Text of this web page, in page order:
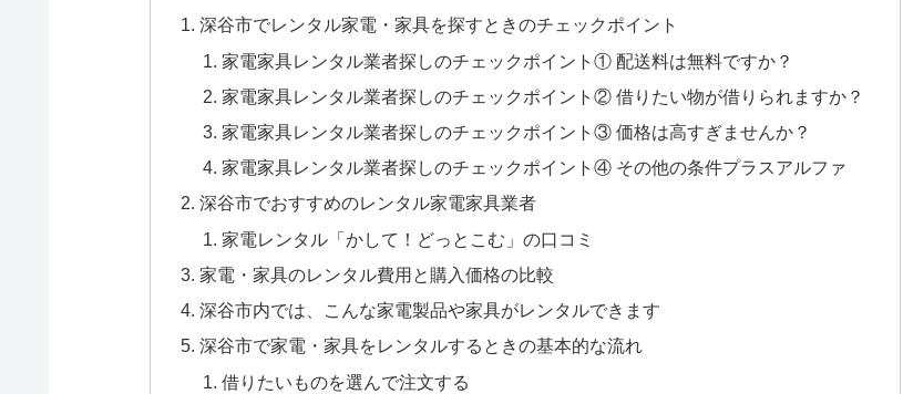
深谷市でレンタル家電・家具を探すときのチェックポイント
家電家具レンタル業者探しのチェックポイント① 配送料は無料ですか？
家電家具レンタル業者探しのチェックポイント② 借りたい物が借りられますか？
家電家具レンタル業者探しのチェックポイント③ 価格は高すぎませんか？
家電家具レンタル業者探しのチェックポイント④ その他の条件プラスアルファ
深谷市でおすすめのレンタル家電家具業者
家電レンタル「かして！どっとこむ」の口コミ
家電・家具のレンタル費用と購入価格の比較
深谷市内では、こんな家電製品や家具がレンタルできます
深谷市で家電・家具をレンタルするときの基本的な流れ
借りたいものを選んで注文する